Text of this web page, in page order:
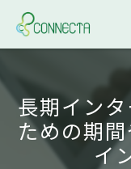
長期イン
ための期
イ